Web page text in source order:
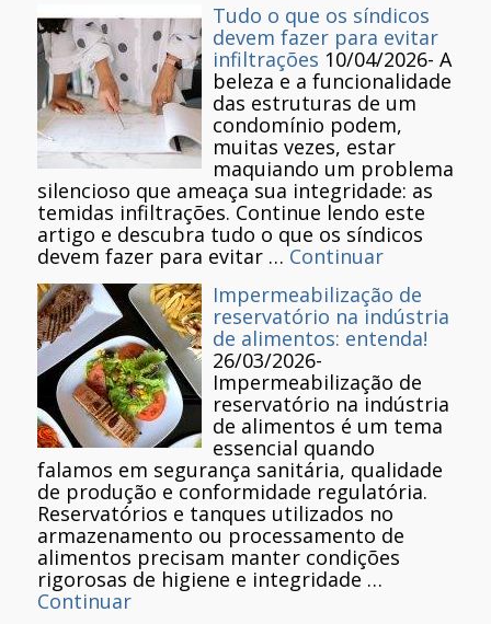
Tudo o que os síndicos
devem fazer para evitar
infiltrações 10/04/2026- A
beleza e a funcionalidade
das estruturas de um
condomínio podem,
muitas vezes, estar
maquiando um problema
silencioso que ameaça sua integridade: as
temidas infiltrações. Continue lendo este
artigo e descubra tudo o que os síndicos
devem fazer para evitar … Continuar
Impermeabilização de
reservatório na indústria
de alimentos: entenda!
26/03/2026-
Impermeabilização de
reservatório na indústria
de alimentos é um tema
essencial quando
falamos em segurança sanitária, qualidade
de produção e conformidade regulatória.
Reservatórios e tanques utilizados no
armazenamento ou processamento de
alimentos precisam manter condições
rigorosas de higiene e integridade …
Continuar